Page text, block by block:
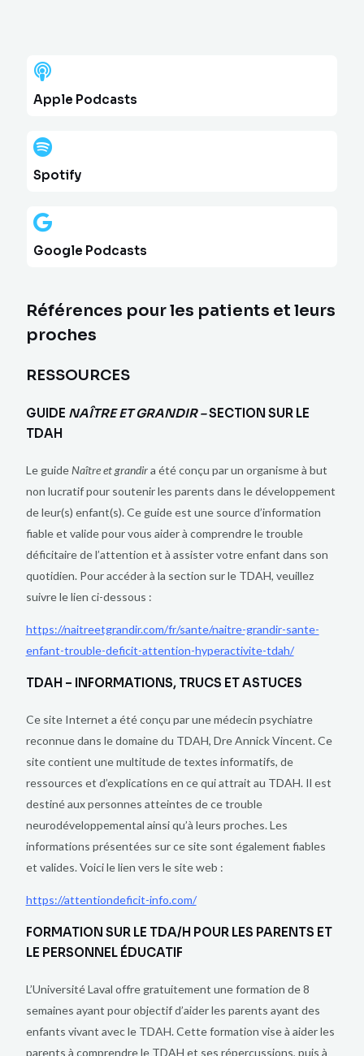
Apple Podcasts
Spotify
Google Podcasts
Références pour les patients et leurs
proches
RESSOURCES
GUIDE NAÎTRE ET GRANDIR –SECTION SUR LE
TDAH
Le guideNaître et grandira été conçu par un organisme à but
non lucratif pour soutenir les parents dans le développement
de leur(s) enfant(s). Ce guide est une source d’information
fiable et valide pour vous aider à comprendre le trouble
déficitaire de l’attention et à assister votre enfant dans son
quotidien. Pour accéder à la section sur le TDAH, veuillez
suivre le lien ci-dessous :
https://naitreetgrandir.com/fr/sante/naitre-grandir-sante-
enfant-trouble-deficit-attention-hyperactivite-tdah/
TDAH – INFORMATIONS, TRUCS ET ASTUCES
Ce site Internet a été conçu par une médecin psychiatre
reconnue dans le domaine du TDAH, Dre Annick Vincent. Ce
site contient une multitude de textes informatifs, de
ressources et d’explications en ce qui attrait au TDAH. Il est
destiné aux personnes atteintes de ce trouble
neurodéveloppemental ainsi qu’à leurs proches. Les
informations présentées sur ce site sont également fiables
et valides. Voici le lien vers le site web :
https://attentiondeficit-info.com/
FORMATION SUR LE TDA/H POUR LES PARENTS ET
LE PERSONNEL ÉDUCATIF
L’Université Laval offre gratuitement une formation de 8
semaines ayant pour objectif d’aider les parents ayant des
enfants vivant avec le TDAH. Cette formation vise à aider les
parents à comprendre le TDAH et ses répercussions, puis à